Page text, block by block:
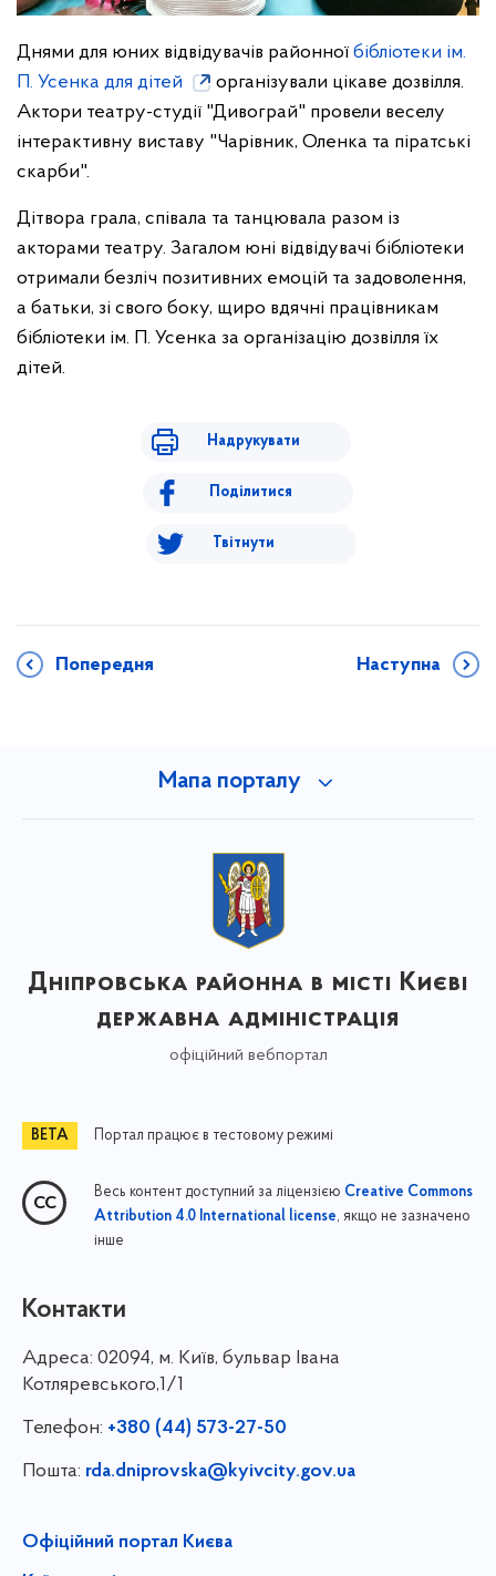
Днями для юних відвідувачів районної бібліотеки ім.
П. Усенка для дітей
організували цікаве дозвілля.
Актори театру-студії "Дивограй" провели веселу
інтерактивну виставу "Чарівник, Оленка та піратські
скарби".
Дітвора грала, співала та танцювала разом із
акторами театру. Загалом юні відвідувачі бібліотеки
отримали безліч позитивних емоцій та задоволення,
а батьки, зі свого боку, щиро вдячні працівникам
бібліотеки ім. П. Усенка за організацію дозвілля їх
дітей.
Надрукувати
Поділитися
Твітнути
Попередня Наступна
Мапа порталу
Дніпровська районна в місті Києві
державна адміністрація
офіційний вебпортал
Портал працює в тестовому режимі
Весь контент доступний за ліцензією Creative Commons
Attribution 4.0 International license, якщо не зазначено
інше
Контакти
Адреса: 02094, м. Київ, бульвар Івана
Котляревського,1/1
Телефон: +380 (44) 573-27-50
Пошта: rda.dniprovska@kyivcity.gov.ua
Офіційний портал Києва